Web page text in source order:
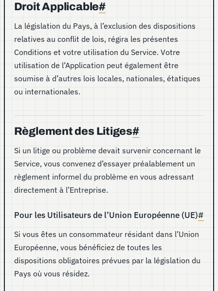
Droit Applicable#
La législation du Pays, à l’exclusion des dispositions
relatives au conflit de lois, régira les présentes
Conditions et votre utilisation du Service. Votre
utilisation de l’Application peut également être
soumise à d’autres lois locales, nationales, étatiques
ou internationales.
Règlement des Litiges#
Si un litige ou problème devait survenir concernant le
Service, vous convenez d’essayer préalablement un
règlement informel du problème en vous adressant
directement à l’Entreprise.
Pour les Utilisateurs de l’Union Européenne (UE)#
Si vous êtes un consommateur résidant dans l’Union
Européenne, vous bénéficiez de toutes les
dispositions obligatoires prévues par la législation du
Pays où vous résidez.